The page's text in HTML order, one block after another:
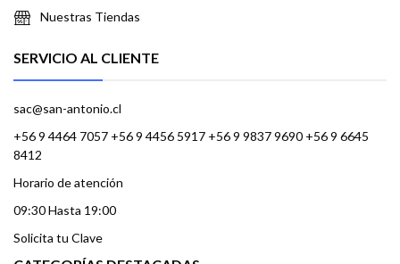
Nuestras Tiendas
SERVICIO AL CLIENTE
sac@san-antonio.cl
+56 9 4464 7057 +56 9 4456 5917 +56 9 9837 9690 +56 9 6645
8412
Horario de atención
09:30 Hasta 19:00
Solicita tu Clave